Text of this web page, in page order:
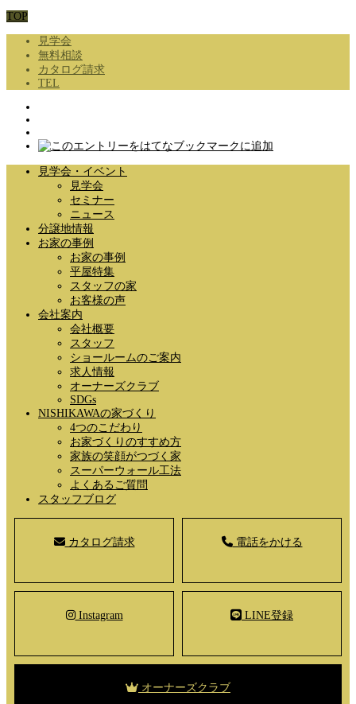
TOP
見学会
無料相談
カタログ請求
TEL
見学会・イベント
見学会
セミナー
ニュース
分譲地情報
お家の事例
お家の事例
平屋特集
スタッフの家
お客様の声
会社案内
会社概要
スタッフ
ショールームのご案内
求人情報
オーナーズクラブ
SDGs
NISHIKAWAの家づくり
4つのこだわり
お家づくりのすすめ方
家族の笑顔がつづく家
スーパーウォール工法
よくあるご質問
スタッフブログ
カタログ請求 電話をかける
Instagram LINE登録
オーナーズクラブ